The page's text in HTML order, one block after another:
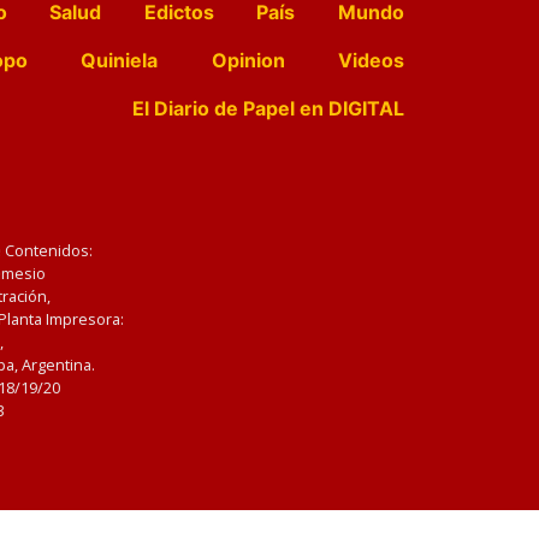
Salud Edictos País
Mundo
Quiniela Opinion
Videos
El Diario de Papel en DIGITAL
Impresora:
Argentina.
19/20